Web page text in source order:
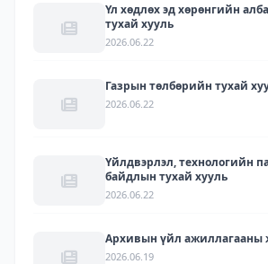
Үл хөдлөх эд хөрөнгийн
тухай хууль
2026.06.22
Газрын төлбөрийн тухай
2026.06.22
Үйлдвэрлэл, технологийн
байдлын тухай хууль
2026.06.22
Архивын үйл ажиллагааны
2026.06.19